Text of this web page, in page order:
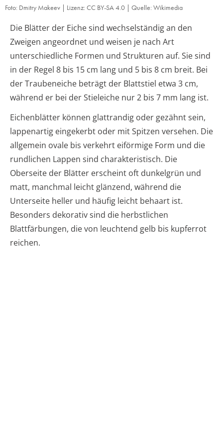
Foto: Dmitry Makeev | Lizenz: CC BY-SA 4.0 | Quelle: Wikimedia
Die Blätter der Eiche sind wechselständig an den
Zweigen angeordnet und weisen je nach Art
unterschiedliche Formen und Strukturen auf. Sie sind
in der Regel 8 bis 15 cm lang und 5 bis 8 cm breit. Bei
der Traubeneiche beträgt der Blattstiel etwa 3 cm,
während er bei der Stieleiche nur 2 bis 7 mm lang ist.
Eichenblätter können glattrandig oder gezähnt sein,
lappenartig eingekerbt oder mit Spitzen versehen. Die
allgemein ovale bis verkehrt eiförmige Form und die
rundlichen Lappen sind charakteristisch. Die
Oberseite der Blätter erscheint oft dunkelgrün und
matt, manchmal leicht glänzend, während die
Unterseite heller und häufig leicht behaart ist.
Besonders dekorativ sind die herbstlichen
Blattfärbungen, die von leuchtend gelb bis kupferrot
reichen.